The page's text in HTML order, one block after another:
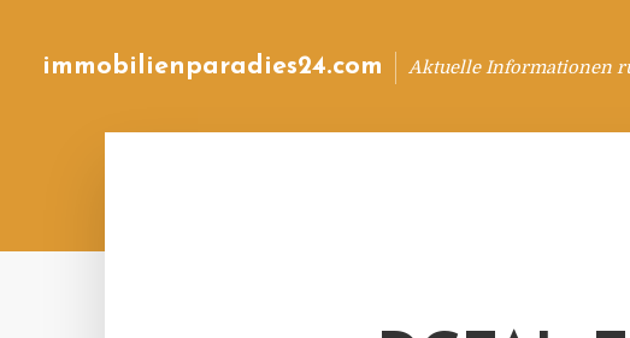
immobilienparadies24.com Aktuelle Informationen